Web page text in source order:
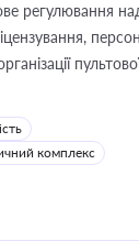
регулювання
комплекс